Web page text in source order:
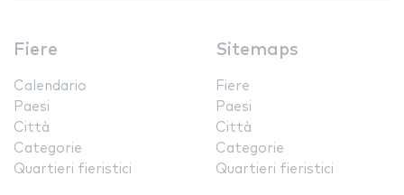
Fiere
Calendario
Paesi
Città
Categorie
Quartieri fieristici
Sitemaps
Fiere
Paesi
Città
Categorie
Quartieri fieristici